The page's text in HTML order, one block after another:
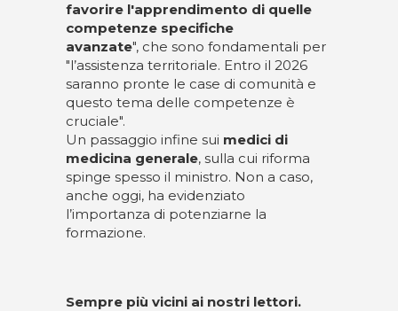
favorire l'apprendimento di quelle
competenze specifiche
avanzate", che sono fondamentali per
"l’assistenza territoriale. Entro il 2026
saranno pronte le case di comunità e
questo tema delle competenze è
cruciale".
Un passaggio infine sui medici di
medicina generale, sulla cui riforma
spinge spesso il ministro. Non a caso,
anche oggi, ha evidenziato
l’importanza di potenziarne la
formazione.
Sempre più vicini ai nostri lettori.